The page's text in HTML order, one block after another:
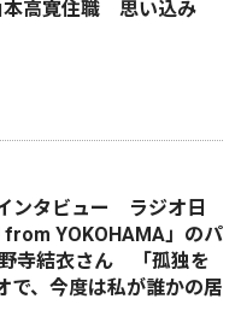
本高寛住職 思い込み
ンタビュー ラジオ日
YOKOHAMA」のパ
寺結衣さん 「孤独を
で、今度は私が誰かの居